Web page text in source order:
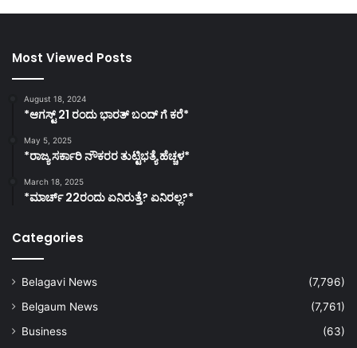
Most Viewed Posts
August 18, 2024
*ಆಗಸ್ಟ್ 21 ರಂದು ಭಾರತ್‌ ಬಂದ್‌ ಗೆ ಕರೆ*
May 5, 2025
*ರಾಜ್ಯ ಸರ್ಕಾರಿ ನೌಕರರ ತುಟ್ಟಿಭತ್ಯೆ ಹೆಚ್ಚಳ*
March 18, 2025
*ಮಾರ್ಚ್ 22ರಂದು ಏನಿರುತ್ತೆ? ಏನಿರಲ್ಲ?*
Categories
Belagavi News
(7,796)
Belgaum News
(7,761)
Business
(63)